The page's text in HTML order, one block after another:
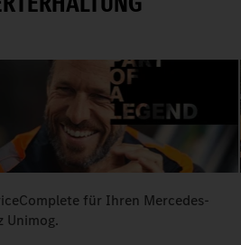
für Ihren Mercedes-
Unimog.